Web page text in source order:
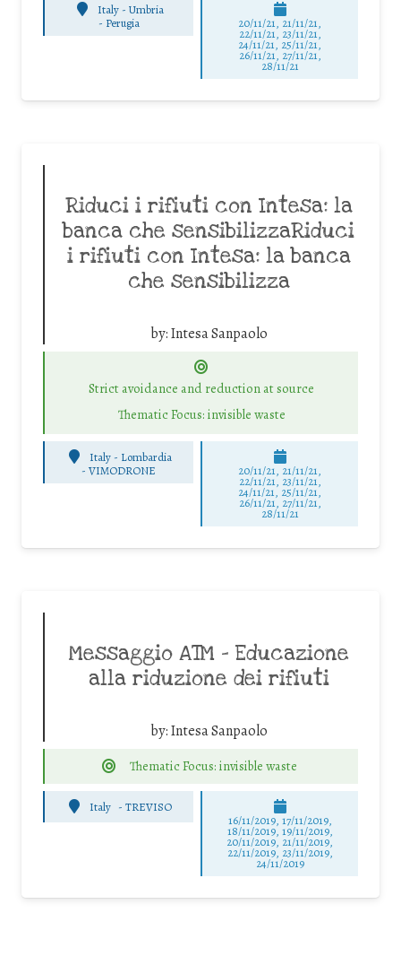
Italy - Umbria
- Perugia 20/11/21, 21/11/21,
22/11/21, 23/11/21,
24/11/21, 25/11/21,
26/11/21, 27/11/21,
28/11/21
Riduci i rifiuti con Intesa: la
banca che sensibilizzaRiduci
i rifiuti con Intesa: la banca
che sensibilizza
by:Intesa Sanpaolo
Strict avoidance and reduction at source
Thematic Focus: invisible waste
Italy - Lombardia
-VIMODRONE 20/11/21, 21/11/21,
22/11/21, 23/11/21,
24/11/21, 25/11/21,
26/11/21, 27/11/21,
28/11/21
Messaggio ATM – Educazione
alla riduzione dei rifiuti
by:Intesa Sanpaolo
Thematic Focus: invisible waste
Italy -TREVISO
16/11/2019, 17/11/2019,
18/11/2019, 19/11/2019,
20/11/2019, 21/11/2019,
22/11/2019, 23/11/2019,
24/11/2019